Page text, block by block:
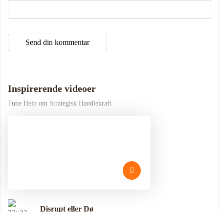
Inspirerende videoer
Tune Hein om Strategisk Handlekraft
Disrupt eller Dø